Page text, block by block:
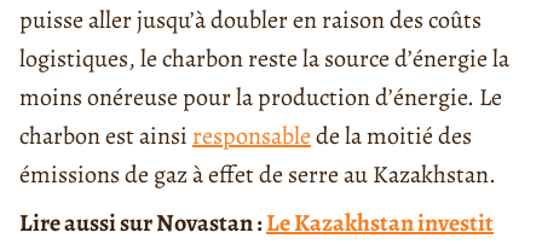
puisse aller jusqu’à doubler en raison des coûts
logistiques, le charbon reste la source d’énergie la
moins onéreuse pour la production d’énergie. Le
charbon est ainsi responsablede la moitié des
émissions de gaz à effet de serre au Kazakhstan.
Lire aussi sur Novastan :Le Kazakhstan investit